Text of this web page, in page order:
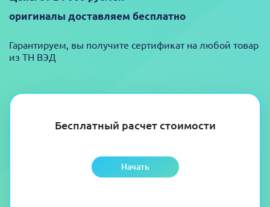
Бесплатный расчет стоимости
Начать
оригиналы доставляем бесплатно
Гарантируем, вы получите сертификат на любой товар
из ТН ВЭД